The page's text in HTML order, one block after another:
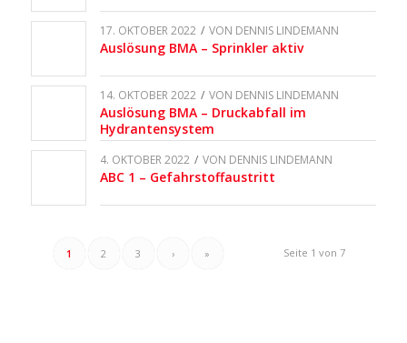
17. OKTOBER 2022 / VON DENNIS LINDEMANN
Auslösung BMA – Sprinkler aktiv
14. OKTOBER 2022 / VON DENNIS LINDEMANN
Auslösung BMA – Druckabfall im
Hydrantensystem
4. OKTOBER 2022 / VON DENNIS LINDEMANN
ABC 1 – Gefahrstoffaustritt
Seite 1 von 7
1 2 3 › »